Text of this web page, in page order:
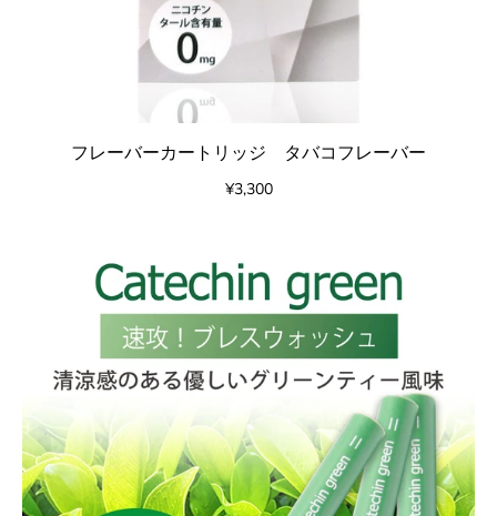
¥3,300
フレーバーカートリッジ タバコフレーバー